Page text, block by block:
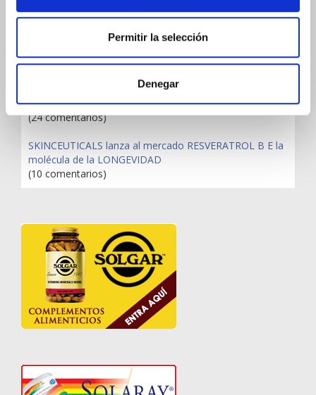
Permitir la selección
Denegar
Publicaciones más comentadas
PARA MI PIEL?
Qué es la candidiasis y cómo tratarla
(24 comentarios)
SKINCEUTICALS lanza al mercado RESVERATROL B E la
molécula de la LONGEVIDAD
(10 comentarios)